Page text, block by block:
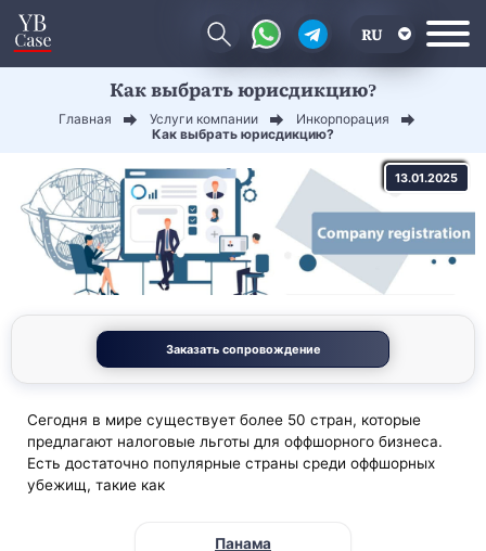
RU
Как выбрать юрисдикцию?
Главная Услуги компании
Инкорпорация
Как выбрать юрисдикцию?
13.01.2025
Заказать сопровождение
Сегодня в мире существует более 50 стран, которые
предлагают налоговые льготы для оффшорного бизнеса.
Есть достаточно популярные страны среди оффшорных
убежищ, такие как
Панама